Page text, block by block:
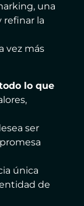
una
refinar la
vez más
lo que
ser
única
de